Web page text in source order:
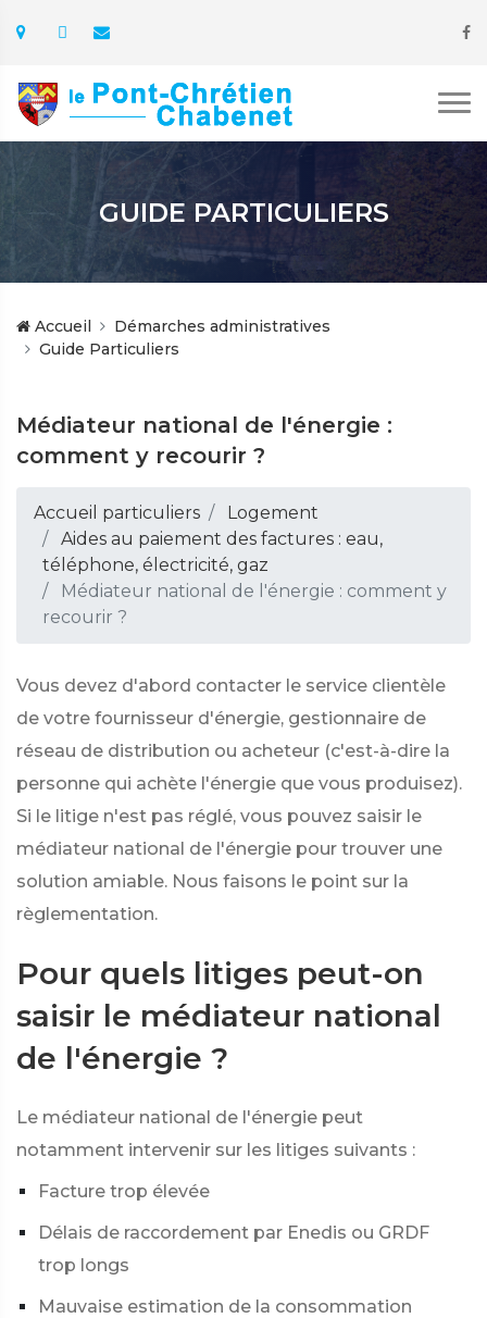
GUIDE PARTICULIERS
Accueil
Démarches administratives
Guide Particuliers
Médiateur national de l'énergie :
comment y recourir ?
Accueil particuliers
Logement
Aides au paiement des factures : eau,
téléphone, électricité, gaz
Médiateur national de l'énergie : comment y
recourir ?
Vous devez d'abord contacter le service clientèle
de votre fournisseur d'énergie, gestionnaire de
réseau de distribution ou acheteur (c'est-à-dire la
personne qui achète l'énergie que vous produisez).
Si le litige n'est pas réglé, vous pouvez saisir le
médiateur national de l'énergie pour trouver une
solution amiable. Nous faisons le point sur la
règlementation.
Pour quels litiges peut-on
saisir le médiateur national
de l'énergie ?
Le médiateur national de l'énergie peut
notamment intervenir sur les litiges suivants :
Facture trop élevée
Délais de raccordement par Enedis ou GRDF
trop longs
Mauvaise estimation de la consommation